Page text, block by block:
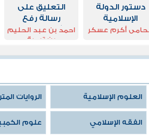
دستور الدولة
الإسلامية
أكرم عسكر
التعليق على
رسالة رفع
الأساطين في
حكم الإتصال
احمد بن عبد الحليم
بن تيمية
العلوم الإسلامية الروايات
الفقه الإسلامي علوم